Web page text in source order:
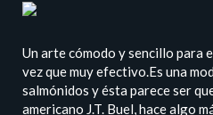
Un arte cómodo y sencillo para
vez que muy efectivo.Es una
salmónidos y ésta parece ser
americano J.T. Buel, hace algo